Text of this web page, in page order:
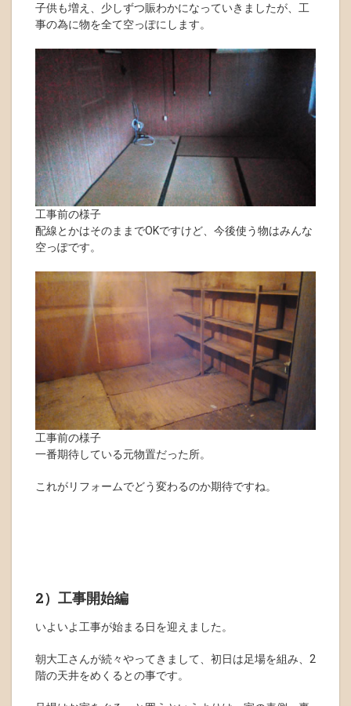
子供も増え、少しずつ賑わかになっていきましたが、工
事の為に物を全て空っぽにします。
工事前の様子
配線とかはそのままでOKですけど、今後使う物はみんな
空っぽです。
工事前の様子
一番期待している元物置だった所。
これがリフォームでどう変わるのか期待ですね。
2）工事開始編
いよいよ工事が始まる日を迎えました。
朝大工さんが続々やってきまして、初日は足場を組み、2
階の天井をめくるとの事です。